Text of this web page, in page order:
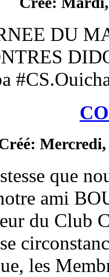
JS.Annaba
grande
la fille de